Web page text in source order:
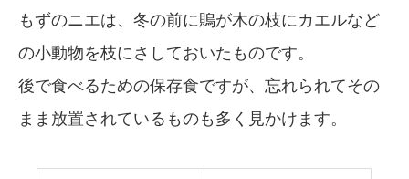
もずのニエは、冬の前に鵙が木の枝にカエルなど
の小動物を枝にさしておいたものです。
後で食べるための保存食ですが、忘れられてその
まま放置されているものも多く見かけます。